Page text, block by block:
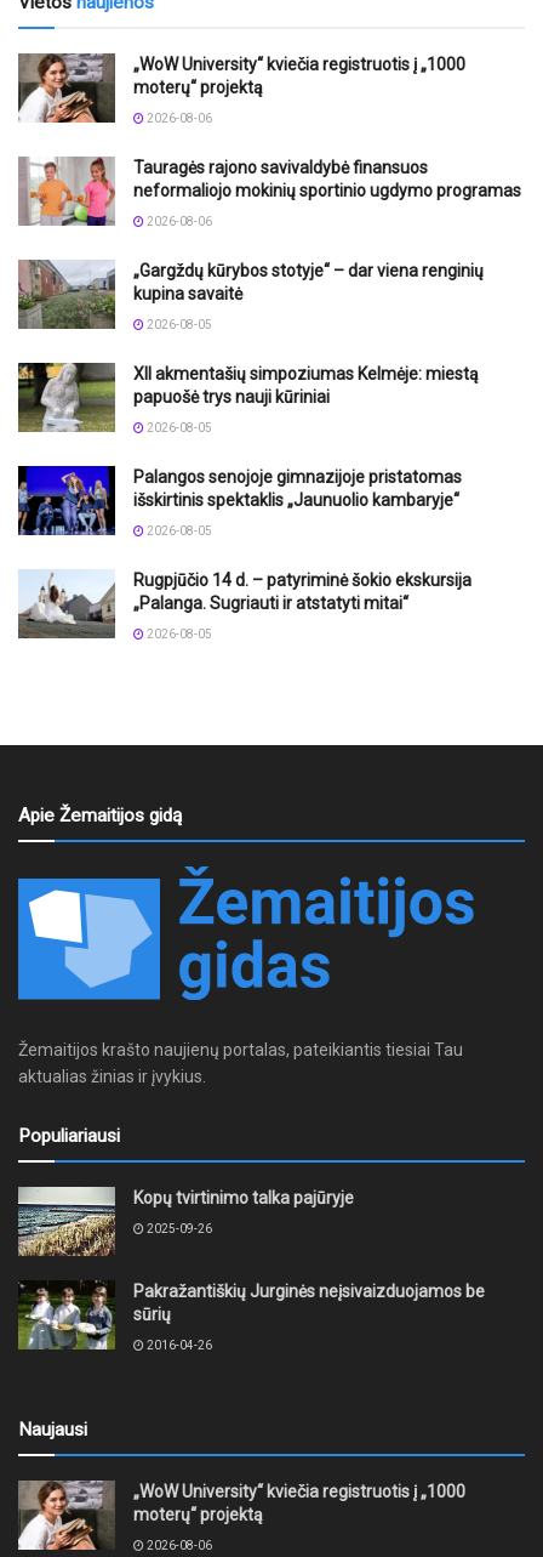
„WoW University“ kviečia registruotis į „1000
moterų“ projektą
2026-08-06
Tauragės rajono savivaldybė finansuos
neformaliojo mokinių sportinio ugdymo programas
2026-08-06
„Gargždų kūrybos stotyje“ – dar viena renginių
kupina savaitė
2026-08-05
XII akmentašių simpoziumas Kelmėje: miestą
papuošė trys nauji kūriniai
2026-08-05
Palangos senojoje gimnazijoje pristatomas
išskirtinis spektaklis „Jaunuolio kambaryje“
2026-08-05
Rugpjūčio 14 d. – patyriminė šokio ekskursija
„Palanga. Sugriauti ir atstatyti mitai“
2026-08-05
Apie Žemaitijos gidą
Žemaitijos krašto naujienų portalas, pateikiantis tiesiai Tau
aktualias žinias ir įvykius.
Populiariausi
Kopų tvirtinimo talka pajūryje
2025-09-26
Pakražantiškių Jurginės neįsivaizduojamos be
sūrių
2016-04-26
Naujausi
„WoW University“ kviečia registruotis į „1000
moterų“ projektą
2026-08-06